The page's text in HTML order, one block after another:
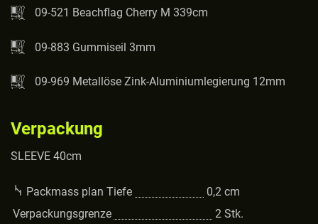
09-521 Beachflag Cherry M 339cm
09-883 Gummiseil 3mm
09-969 Metallöse Zink-Aluminiumlegierung 12mm
Verpackung
SLEEVE 40cm
Packmass plan Tiefe 0,2 cm
Verpackungsgrenze
2 Stk.